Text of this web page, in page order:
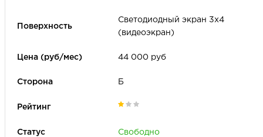
Светодиодный экран 3х4
(видеоэкран)
44 000 руб
Б
Свободно